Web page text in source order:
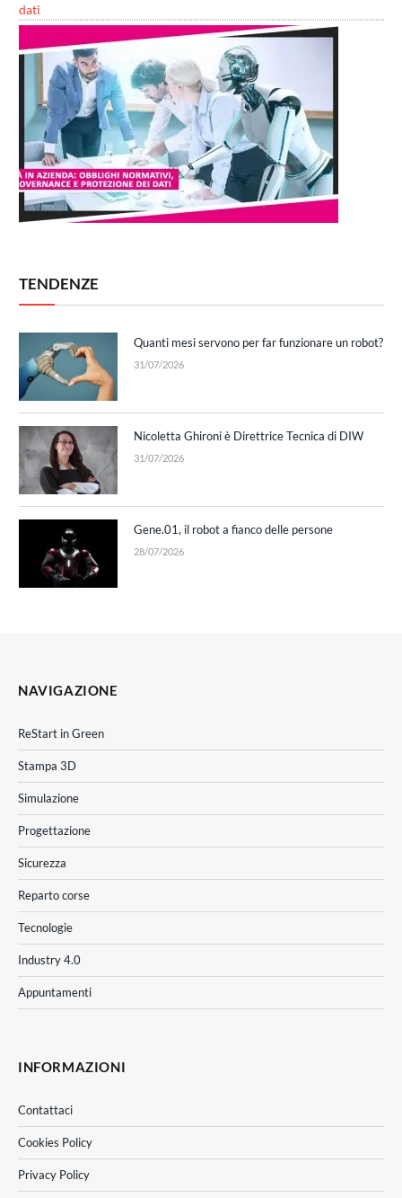
dati
TENDENZE
Quanti mesi servono per far funzionare un robot?
31/07/2026
Nicoletta Ghironi è Direttrice Tecnica di DIW
31/07/2026
Gene.01, il robot a fianco delle persone
28/07/2026
NAVIGAZIONE
ReStart in Green
Stampa 3D
Simulazione
Progettazione
Sicurezza
Reparto corse
Tecnologie
Industry 4.0
Appuntamenti
INFORMAZIONI
Contattaci
Cookies Policy
Privacy Policy